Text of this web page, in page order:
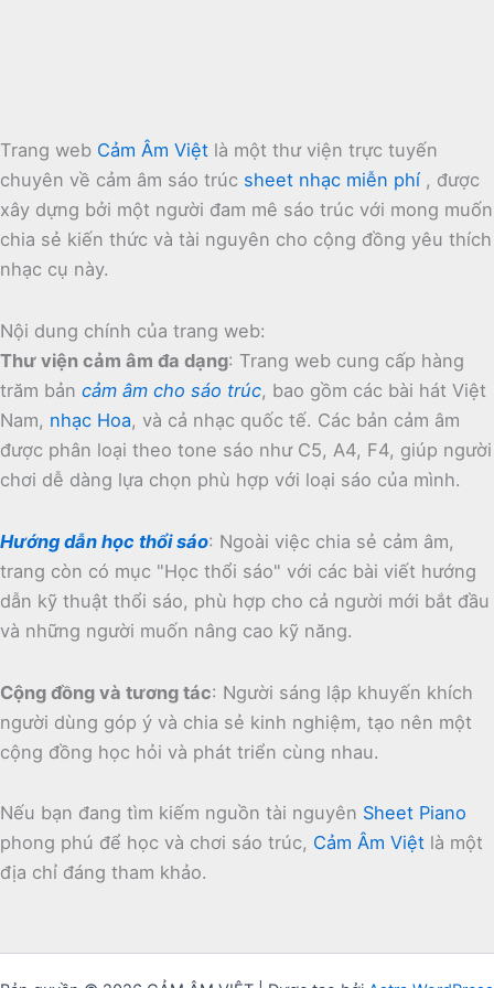
Trang web Cảm Âm Việt là một thư viện trực tuyến
chuyên về cảm âm sáo trúc sheet nhạc miễn phí , được
xây dựng bởi một người đam mê sáo trúc với mong muốn
chia sẻ kiến thức và tài nguyên cho cộng đồng yêu thích
nhạc cụ này.
Nội dung chính của trang web:
Thư viện cảm âm đa dạng: Trang web cung cấp hàng
trăm bản cảm âm cho sáo trúc, bao gồm các bài hát Việt
Nam, nhạc Hoa, và cả nhạc quốc tế. Các bản cảm âm
được phân loại theo tone sáo như C5, A4, F4, giúp người
chơi dễ dàng lựa chọn phù hợp với loại sáo của mình.
Hướng dẫn học thổi sáo: Ngoài việc chia sẻ cảm âm,
trang còn có mục "Học thổi sáo" với các bài viết hướng
dẫn kỹ thuật thổi sáo, phù hợp cho cả người mới bắt đầu
và những người muốn nâng cao kỹ năng.
Cộng đồng và tương tác: Người sáng lập khuyến khích
người dùng góp ý và chia sẻ kinh nghiệm, tạo nên một
cộng đồng học hỏi và phát triển cùng nhau.
Nếu bạn đang tìm kiếm nguồn tài nguyên Sheet Piano
phong phú để học và chơi sáo trúc, Cảm Âm Việt là một
địa chỉ đáng tham khảo.